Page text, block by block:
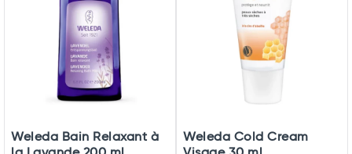
Weleda Bain Relaxant à
Weleda Cold Cream